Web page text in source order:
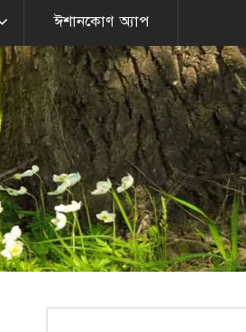
ঈশানকোণ অ্যাপ